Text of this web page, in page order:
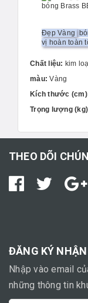
Đẹp Vàng
vị hoàn toàn
Chất liệu: kim
màu: Vàng
Kích thước
Trọng lượng
THEO DÕI
ĐĂNG KÝ
Nhập vào email
những thông tin